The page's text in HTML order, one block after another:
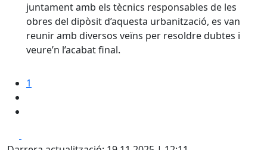
juntament amb els tècnics responsables de les
obres del dipòsit d’aquesta urbanització, es van
reunir amb diversos veïns per resoldre dubtes i
veure’n l’acabat final.
1